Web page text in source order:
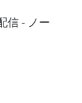
信 - ノー